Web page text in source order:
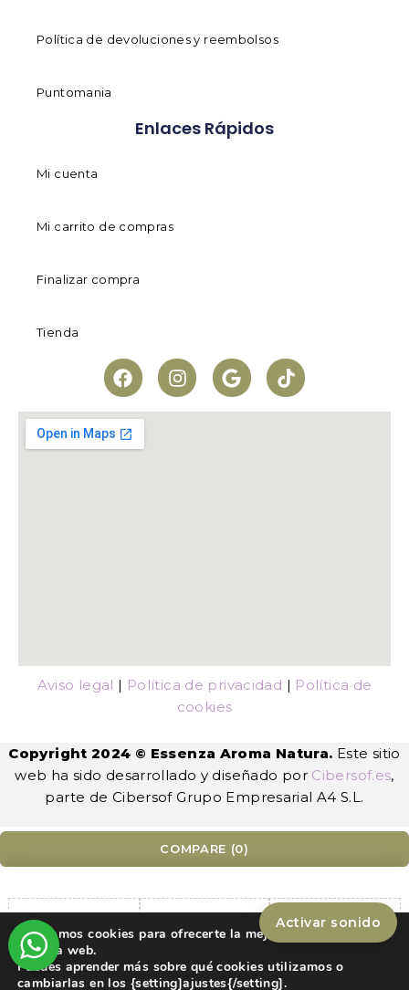
Política de devoluciones y reembolsos
Puntomania
Enlaces Rápidos
Mi cuenta
Mi carrito de compras
Finalizar compra
Tienda
Aviso legal | Política de privacidad | Política de
cookies
Copyright 2024 © Essenza Aroma Natura. Este sitio
web ha sido desarrollado y diseñado por Cibersof.es,
parte de Cibersof Grupo Empresarial A4 S.L.
Utilizamos cookies para ofrecerte la mejor experiencia en
nuestra web.
Puedes aprender más sobre qué cookies utilizamos o
cambiarlas en los {setting]ajustes{/setting].
Activar sonido
COMPARE (0)
Remove all products